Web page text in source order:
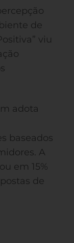
de
viu
adota
baseados
A
em 15%
de